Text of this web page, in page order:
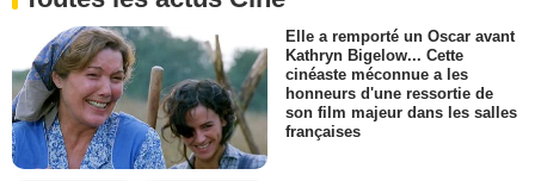
Elle a remporté un Oscar avant
Kathryn Bigelow... Cette
cinéaste méconnue a les
honneurs d'une ressortie de
son film majeur dans les salles
françaises